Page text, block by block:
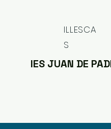
ILLESCA
S
IES JUAN DE